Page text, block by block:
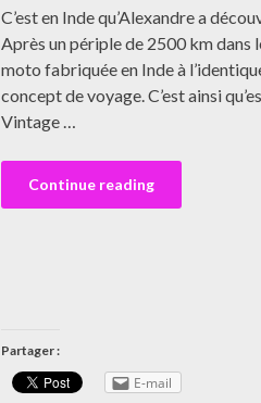
C’est en Inde qu’Alexandre a
Après un périple de 2500 km dans
moto fabriquée en Inde à
concept de voyage. C’est ainsi
Vintage …
Continue reading
Partager :
E-mail